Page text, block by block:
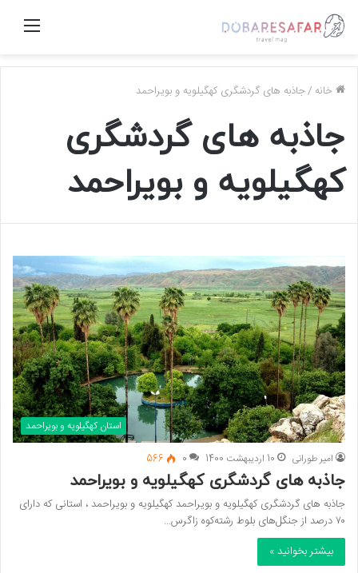
منو
خانه /جاذبه های گردشگری كهگیلويه و بويراحمد‌‌‌‌
جاذبه های گردشگری
كهگیلويه و بويراحمد‌‌‌‌
استان کهگیلویه و بویراحمد
امیر طورانی 10 اردیبهشت 1400 0
566
جاذبه های گردشگری كهگیلويه و بويراحمد‌‌‌‌
جاذبه های گردشگری كهگیلويه و بويراحمد‌‌‌‌ كهگیلويه و بويراحمد‌‌‌‌ ، استانی كه دارای
۷۰ د‌‌‌‌رصد‌‌‌‌ از جنگل‌های بلوط رشته‌كوه زاگرس…
بیشتر بخوانید »